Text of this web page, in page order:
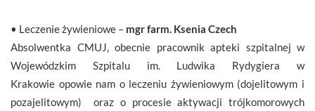
• Leczenie żywieniowe – mgr farm. Ksenia Czech
Absolwentka CMUJ, obecnie pracownik apteki szpitalnej w
Wojewódzkim Szpitalu im. Ludwika Rydygiera w
Krakowie opowie nam o leczeniu żywieniowym (dojelitowym i
pozajelitowym) oraz o procesie aktywacji trójkomorowych